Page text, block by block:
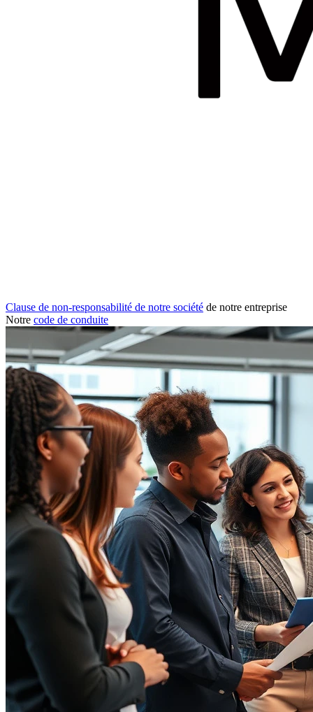
Clause de non-responsabilité de notre société de notre entreprise
Notre code de conduite